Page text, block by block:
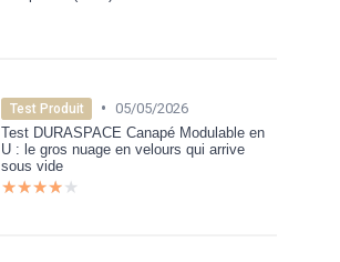
Test Produit • 05/05/2026
Test DURASPACE Canapé Modulable en
U : le gros nuage en velours qui arrive
sous vide
★★★★★
★★★★★